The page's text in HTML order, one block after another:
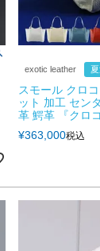
exotic leather
スモール クロ
ット 加工 セン
革 鰐革 『クロ
¥363,000税込